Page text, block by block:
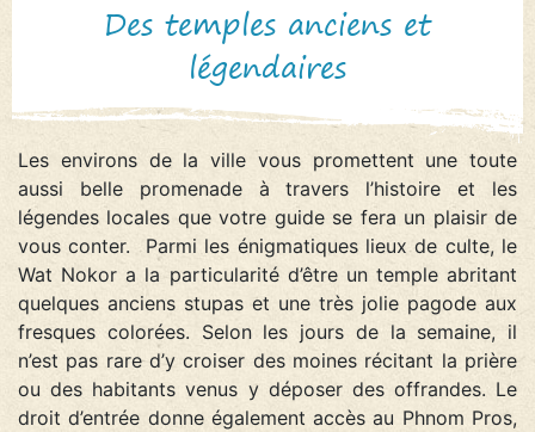
Des temples anciens et
légendaires
Les environs de la ville vous promettent une toute
aussi belle promenade à travers l’histoire et les
légendes locales que votre guide se fera un plaisir de
vous conter. Parmi les énigmatiques lieux de culte, le
Wat Nokor a la particularité d’être un temple abritant
quelques anciens stupas et une très jolie pagode aux
fresques colorées. Selon les jours de la semaine, il
n’est pas rare d’y croiser des moines récitant la prière
ou des habitants venus y déposer des offrandes. Le
droit d’entrée donne également accès au Phnom Pros,